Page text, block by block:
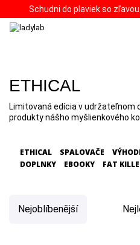
Schudni do plaviek so zľavou
ETHICAL
Limitovaná edícia v udržateľnom
produkty nášho myšlienkového
ETHICAL SPALOVAČE
DOPLNKY
EBOOKY FAT
Nejoblíbenější